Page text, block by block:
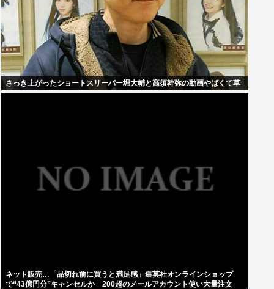
さっき上がったショートスリーパー堀大輔と高須幹弥の動画やばくて草
ネット販売…「品切れ前に買うと満足感」集英社オンラインショップ
で“43億円分”キャンセルか 200超のメールアカウント使い大量注文